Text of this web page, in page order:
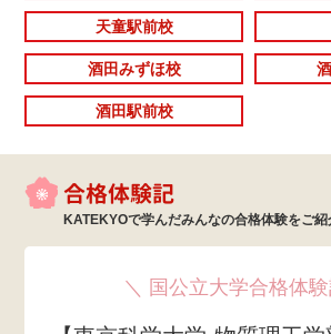
天童駅前校
酒田みずほ校
酒田駅前校
合格体験記
KATEKYOで学んだみんなの合格体験をご紹
＼ 国公立大学合格体験